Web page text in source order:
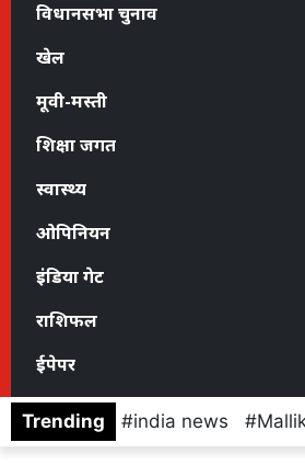
विधानसभा चुनाव
खेल
मूवी-मस्ती
शिक्षा जगत
स्वास्थ्य
ओपिनियन
इंडिया गेट
राशिफल
ईपेपर
Trending india news